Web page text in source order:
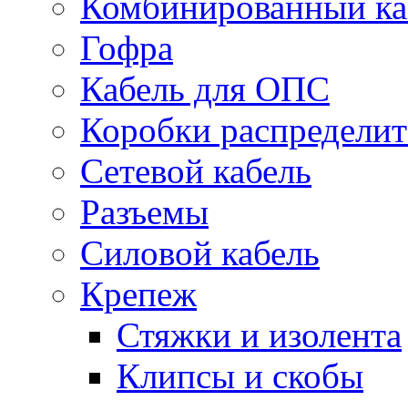
Гофра
Кабель для ОПС
Коробки
Сетевой кабель
Разъемы
Силовой кабель
Крепеж
Стяжки и изолента
Клипсы и скобы